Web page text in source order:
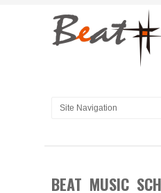
BEAT MUSIC